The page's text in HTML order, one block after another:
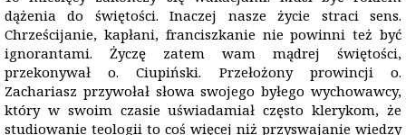
dążenia do świętości. Inaczej nasze życie straci sens.
Chrześcijanie, kapłani, franciszkanie nie powinni też być
ignorantami. Życzę zatem wam mądrej świętości,
przekonywał o. Ciupiński. Przełożony prowincji o.
Zachariasz przywołał słowa swojego byłego wychowawcy,
który w swoim czasie uświadamiał często klerykom, że
studiowanie teologii to coś więcej niż przyswajanie wiedzy